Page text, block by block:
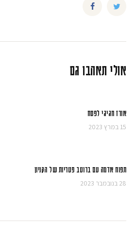
אולי תאהבו גם
אורז חגיגי לפסח
15 במרץ 2023
תפוח אדמה עם ברוטב פטריות של הקניון
28 בנובמבר 2023